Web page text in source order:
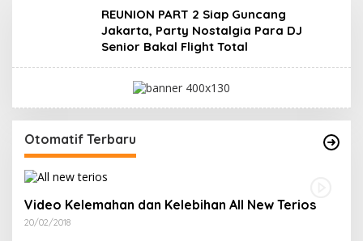
REUNION PART 2 Siap Guncang
Jakarta, Party Nostalgia Para DJ
Senior Bakal Flight Total
Otomatif Terbaru
Video Kelemahan dan Kelebihan All New Terios
20/02/2018